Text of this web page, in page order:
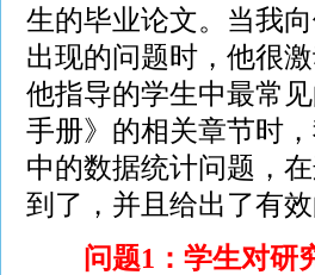
生的毕业论文。当我
出现的问题时，他很
他指导的学生中最常
手册》的相关章节时
中的数据统计问题，
到了，并且给出了有效
问题1：学生对研